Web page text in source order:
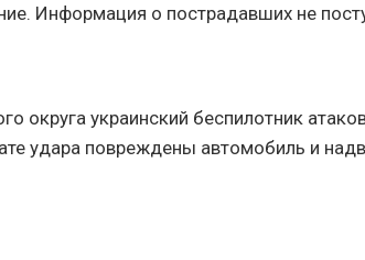
Информация о пострадавших не
округа украинский беспилотник
удара повреждены автомобиль и